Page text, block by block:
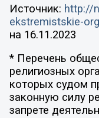
Источник: http://
ekstremistskie-
на 16.11.2023
* Перечень
религиозных
которых судом
законную силу
запрете